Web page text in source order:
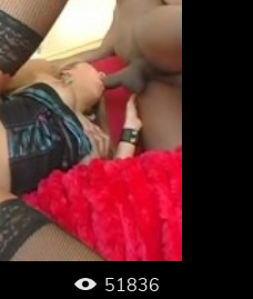
51836